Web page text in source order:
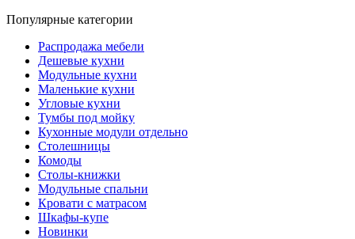
Популярные категории
Распродажа мебели
Дешевые кухни
Модульные кухни
Маленькие кухни
Угловые кухни
Тумбы под мойку
Кухонные модули отдельно
Столешницы
Комоды
Столы-книжки
Модульные спальни
Кровати с матрасом
Шкафы-купе
Новинки